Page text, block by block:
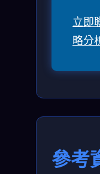
立即
略分
參考